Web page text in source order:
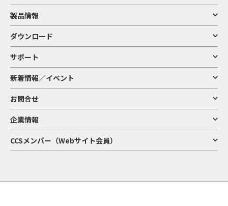
製品情報
ダウンロード
サポート
新着情報／イベント
お問合せ
企業情報
CCSメンバー（Webサイト会員）